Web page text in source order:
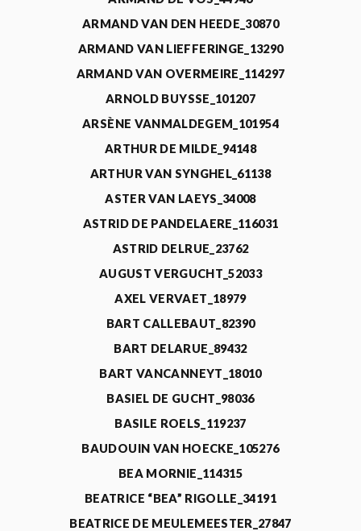
ARMAND VAN DEN HEEDE_30870
ARMAND VAN LIEFFERINGE_13290
ARMAND VAN OVERMEIRE_114297
ARNOLD BUYSSE_101207
ARSÈNE VANMALDEGEM_101954
ARTHUR DE MILDE_94148
ARTHUR VAN SYNGHEL_61138
ASTER VAN LAEYS_34008
ASTRID DE PANDELAERE_116031
ASTRID DELRUE_23762
AUGUST VERGUCHT_52033
AXEL VERVAET_18979
BART CALLEBAUT_82390
BART DELARUE_89432
BART VANCANNEYT_18010
BASIEL DE GUCHT_98036
BASILE ROELS_119237
BAUDOUIN VAN HOECKE_105276
BEA MORNIE_114315
BEATRICE “BEA” RIGOLLE_34191
BEATRICE DE MEULEMEESTER_27847